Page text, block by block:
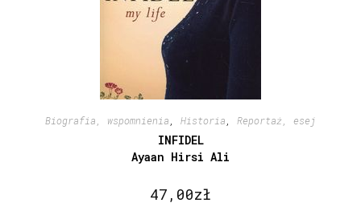
Biografia, wspomnienia Historia Reportaż, esej
INFIDEL
Ayaan Hirsi Ali
47,00zł